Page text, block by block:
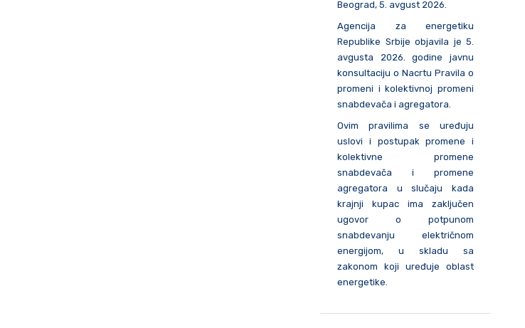
Beograd, 5. avgust 2026.
Agencija za energetiku
Republike Srbije objavila je 5.
avgusta 2026. godine javnu
konsultaciju o Nacrtu Pravila o
promeni i kolektivnoj promeni
snabdevača i agregatora.
Ovim pravilima se uređuju
uslovi i postupak promene i
kolektivne promene
snabdevača i promene
agregatora u slučaju kada
krajnji kupac ima zaključen
ugovor o potpunom
snabdevanju električnom
energijom, u skladu sa
zakonom koji uređuje oblast
energetike.